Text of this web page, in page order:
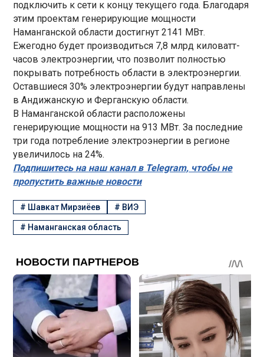
подключить к сети к концу текущего года. Благодаря
этим проектам генерирующие мощности
Наманганской области достигнут 2141 МВт.
Ежегодно будет производиться 7,8 млрд киловатт-
часов электроэнергии, что позволит полностью
покрывать потребность области в электроэнергии.
Оставшиеся 30% электроэнергии будут направлены
в Андижанскую и Ферганскую области.
В Наманганской области расположены
генерирующие мощности на 913 МВт. За последние
три года потребление электроэнергии в регионе
увеличилось на 24%.
Подпишитесь на наш канал в Telegram, чтобы не
пропустить важные новости
# Шавкат Мирзиёев # ВИЭ
# Наманганская область